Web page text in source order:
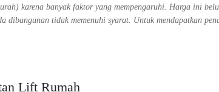
karena banyak faktor yang mempengaruhi. Harga ini
dibangunan tidak memenuhi syarat. Untuk mendapatkan
Lift Rumah